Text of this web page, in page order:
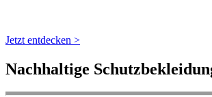
Jetzt entdecken >
Nachhaltige